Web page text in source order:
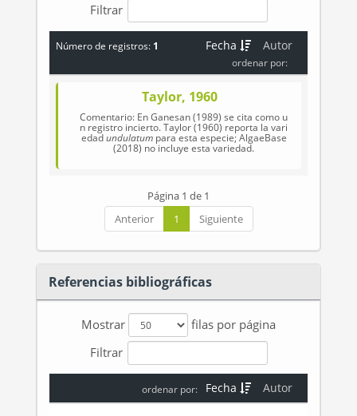
Filtrar
Número de registros: 1 Autor
Fecha
ordenar por:
Taylor, 1960
Comentario: En Ganesan (1989) se cita como u
n registro incierto. Taylor (1960) reporta la vari
edadundulatumpara esta especie; AlgaeBase
(2018) no incluye esta variedad.
Página 1 de 1
Anterior
1 Siguiente
Referencias bibliográficas
Mostrar
filas por página
Filtrar
Autor
Fecha
ordenar por: